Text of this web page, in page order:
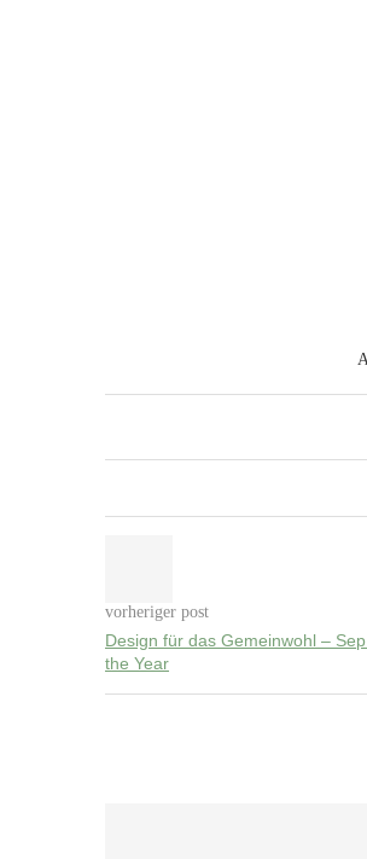
vorheriger post
Design für das Gemeinwohl –
the Year